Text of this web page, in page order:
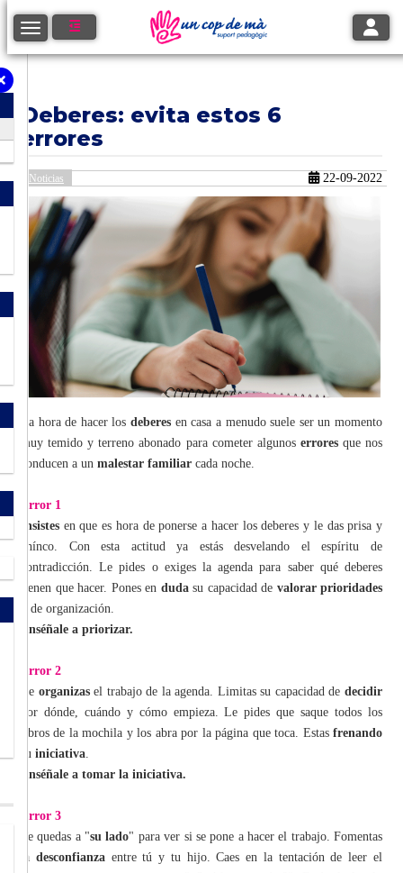
Toggle navigation
Deberes: evita estos 6
errores
Noticias 22-09-2022
La hora de hacer losdeberes en casa a menudo suele ser un momento
muy temido y terreno abonado para cometer algunos errores que nos
conducen a un malestar familiar cada noche.
Error 1
Insistes en que es hora de ponerse a hacer los deberes y le das prisa y
ahínco. Con esta actitud ya estás desvelando el espíritu de
contradicción. Le pides o exiges la agenda para saber qué deberes
tienen que hacer. Pones en duda su capacidad de valorar prioridades
y de organización.
Enséñale a priorizar.
Error 2
Le organizasel trabajo de la agenda. Limitas su capacidad dedecidir
por dónde, cuándo y cómo empieza. Le pides que saque todos los
libros de la mochila y los abra por la página que toca. Estas frenando
su iniciativa.
Enséñale a tomar la iniciativa.
Error 3
Te quedas a "su lado" para ver si se pone a hacer el trabajo. Fomentas
la desconfianza entre tú y tu hijo. Caes en la tentación de leer el